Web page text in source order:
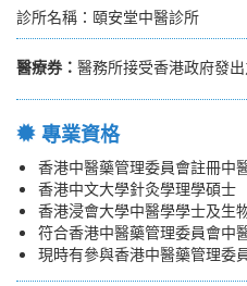
診所名稱：頤安堂中醫診所
醫療券： 醫務所接受香港政府發出
專業資格
香港中醫藥管理委員會註冊中
香港中文大學針灸學理學碩士
香港浸會大學中醫學學士及生
符合香港中醫藥管理委員會中
現時有參與香港中醫藥管理委